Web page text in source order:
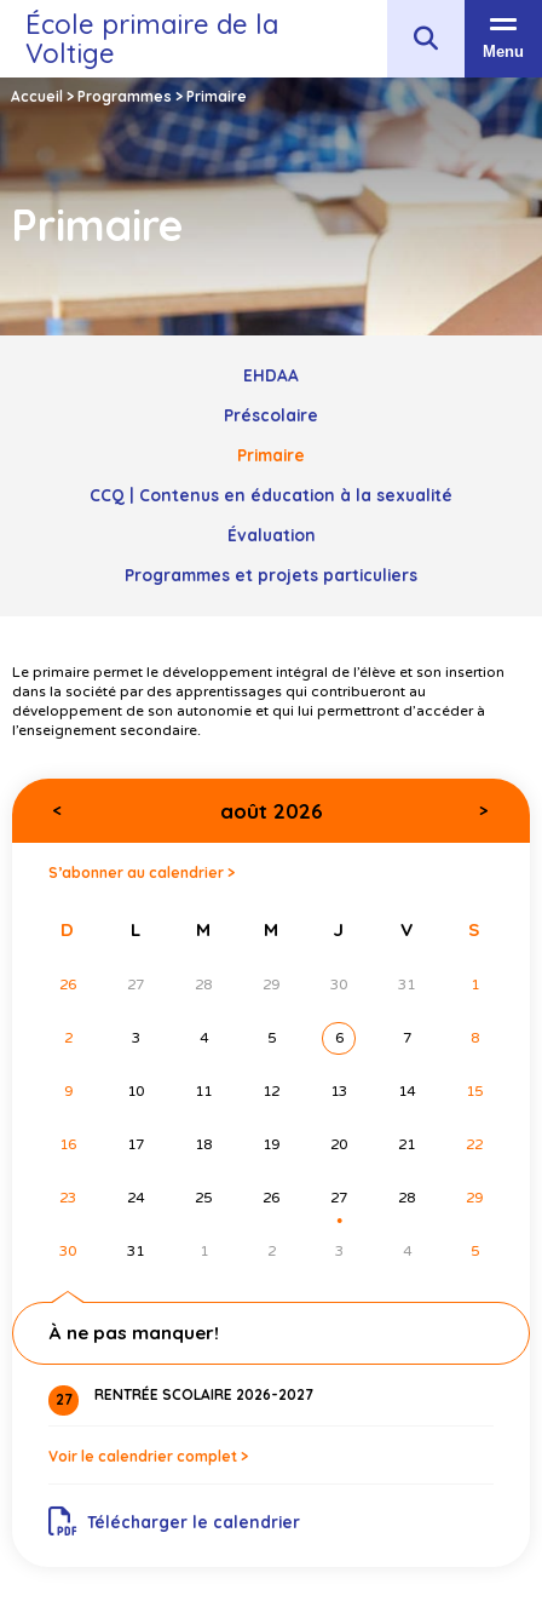
École primaire de la
Voltige
Menu
Accueil>Programmes >Primaire
Primaire
EHDAA
Préscolaire
Primaire
CCQ | Contenus en éducation à la sexualité
Évaluation
Programmes et projets particuliers
Le primaire permet le développement intégral de l’élève et son insertion
dans la société par des apprentissages qui contribueront au
développement de son autonomie et qui lui permettront d’accéder à
l’enseignement secondaire.
< août 2026 >
S’abonner au calendrier >
D L M M J V S
26 27 28 29 30 31 1
2 3 4 5 6 7 8
9 10 11 12 13 14 15
16 17 18 19 20 21 22
23 24 25 26 27
●
28 29
30 31 1 2 3 4 5
À ne pas manquer!
27 RENTRÉE SCOLAIRE 2026-2027
Voir le calendrier complet >
Télécharger le calendrier